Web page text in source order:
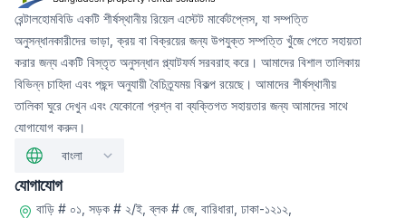
রেন্টালহোমবিডি একটি শীর্ষস্থানীয় রিয়েল এস্টেট মার্কেটপ্লেস, যা সম্পত্তি
অনুসন্ধানকারীদের ভাড়া, ক্রয় বা বিক্রয়ের জন্য উপযুক্ত সম্পত্তি খুঁজে পেতে সহায়তা
করার জন্য একটি বিস্তৃত অনুসন্ধান প্ল্যাটফর্ম সরবরাহ করে। আমাদের বিশাল তালিকায়
বিভিন্ন চাহিদা এবং পছন্দ অনুযায়ী বৈচিত্র্যময় বিকল্প রয়েছে। আমাদের শীর্ষস্থানীয়
তালিকা ঘুরে দেখুন এবং যেকোনো প্রশ্ন বা ব্যক্তিগত সহায়তার জন্য আমাদের সাথে
যোগাযোগ করুন।
বাংলা
যোগাযোগ
বাড়ি # ০১, সড়ক # ২/ই, ব্লক # জে, বারিধারা, ঢাকা-১২১২,